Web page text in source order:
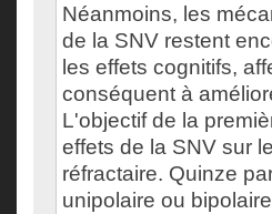
Néanmoins, les
de la SNV restent
les effets cognitifs,
conséquent à
L'objectif de la
effets de la SNV sur
réfractaire. Quinze
unipolaire ou